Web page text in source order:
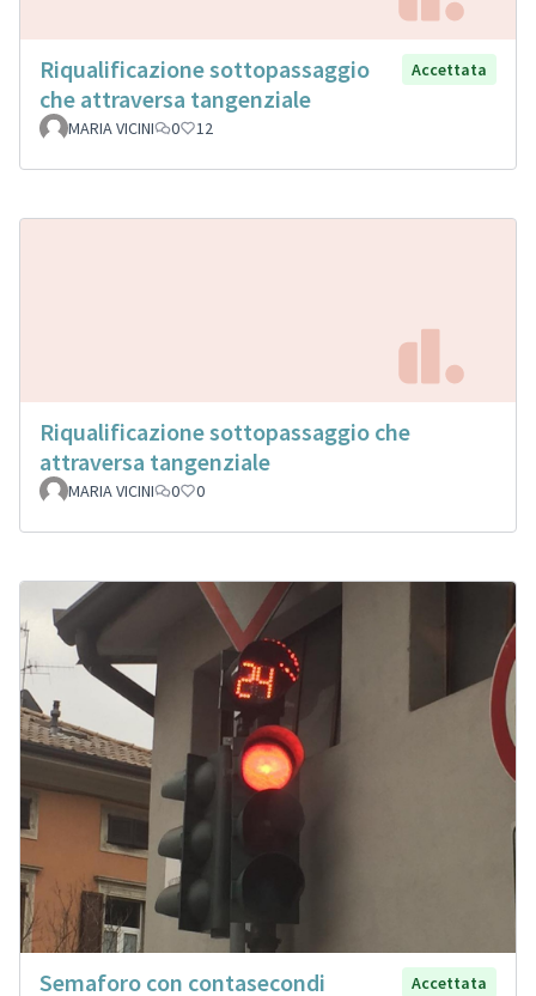
Riqualificazione sottopassaggio
che attraversa tangenziale
Accettata
MARIA VICINI 0 12
Riqualificazione sottopassaggio che
attraversa tangenziale
MARIA VICINI 0 0
Semaforo con contasecondi Accettata